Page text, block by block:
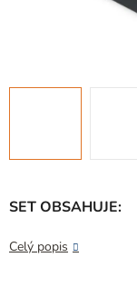
SET OBSAHUJE:
Celý popis